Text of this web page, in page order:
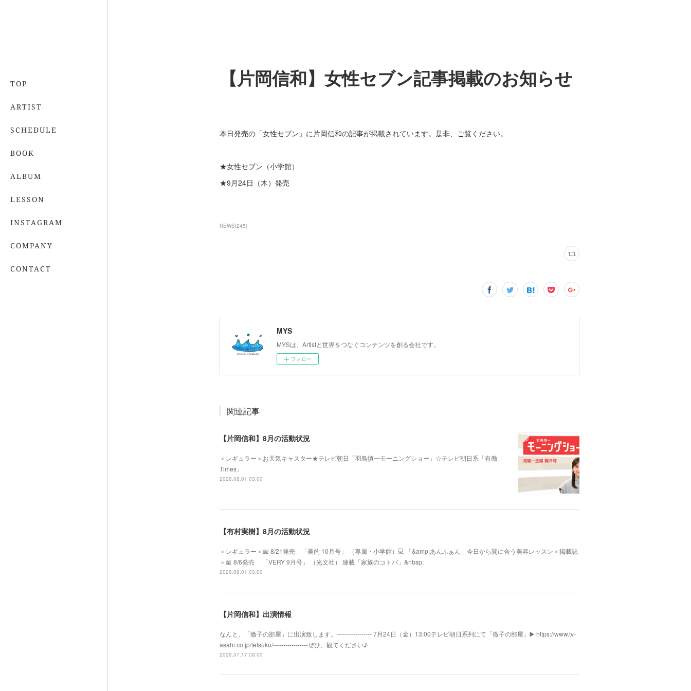
TOP
ARTIST
SCHEDULE
BOOK
ALBUM
LESSON
INSTAGRAM
COMPANY
CONTACT
【片岡信和】女性セブン記事掲載のお知らせ
本日発売の「女性セブン」に片岡信和の記事が掲載されています。是非、ご覧ください。
★女性セブン（小学館）
★9月24日（木）発売
NEWS(245)
MYS
MYSは、Artistと世界をつなぐコンテンツを創る会社です。
フォロー
関連記事
【片岡信和】8月の活動状況
＜レギュラー＞お天気キャスター★テレビ朝日「羽鳥慎一モーニングショー」☆テレビ朝日系「有働
Times」
2026.08.01 03:00
【有村実樹】8月の活動状況
＜レギュラー＞📖 8/21発売 「美的 10月号」 （専属・小学館）💻 「&amp;あんふぁん」今日から間に合う美容レッスン＜掲載誌
＞📖 8/6発売 「VERY 9月号」 （光文社） 連載「家族のコトバ」&nbsp;
2026.08.01 03:00
【片岡信和】出演情報
なんと、「徹子の部屋」に出演致します。----------------- 7月24日（金）13:00テレビ朝日系列にて「徹子の部屋」▶️ https://www.tv-
asahi.co.jp/tetsuko/-----------------ぜひ、観てください♪
2026.07.17 09:00